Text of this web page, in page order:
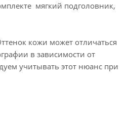
мягкий подголовник,
кожи может отличаться
в зависимости от
учитывать этот нюанс при